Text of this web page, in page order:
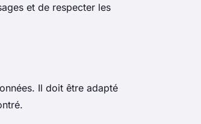
et de respecter les
Il doit être adapté